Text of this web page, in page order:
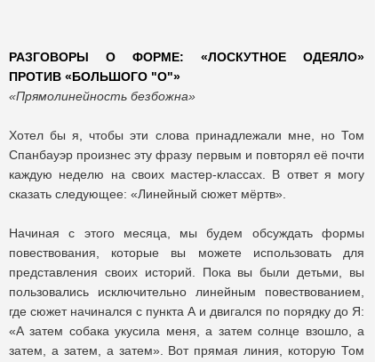
РАЗГОВОРЫ О ФОРМЕ: «ЛОСКУТНОЕ ОДЕЯЛО»
ПРОТИВ «БОЛЬШОГО "О"»
«Прямолинейность безбожна»
Хотел бы я, чтобы эти слова принадлежали мне, но Том
Спанбауэр произнес эту фразу первым и повторял её почти
каждую неделю на своих мастер-классах. В ответ я могу
сказать следующее: «Линейный сюжет мёртв».
Начиная с этого месяца, мы будем обсуждать формы
повествования, которые вы можете использовать для
представления своих историй. Пока вы были детьми, вы
пользовались исключительно линейным повествованием,
где сюжет начинался с пункта А и двигался по порядку до Я:
«А затем собака укусила меня, а затем солнце взошло, а
затем, а затем, а затем». Вот прямая линия, которую Том